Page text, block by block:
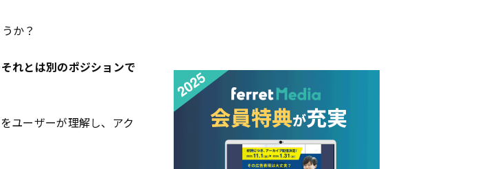
か？
れとは別のポジションで
ユーザーが理解し、アク